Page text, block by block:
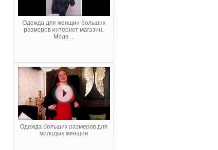
Одежда для женщин больших
размеров интернет магазин.
Мода ...
Одежда больших размеров для
молодых женщин